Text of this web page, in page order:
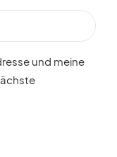
und meine